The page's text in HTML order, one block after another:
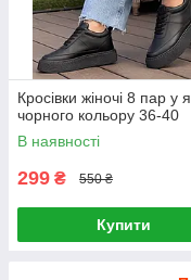
Кросівки жіночі 8 пар у
чорного кольору 36-40
В наявності
299 ₴ 550 ₴
Купити